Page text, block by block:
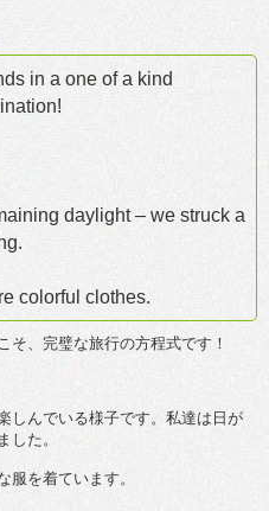
in a one of a kind
daylight – we struck a
colorful clothes.
そ、完璧な旅行の方程式です！
しんでいる様子です。私達は日が
した。
服を着ています。